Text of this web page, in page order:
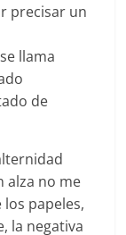
precisar un
llama
de
alza no me
papeles,
la negativa